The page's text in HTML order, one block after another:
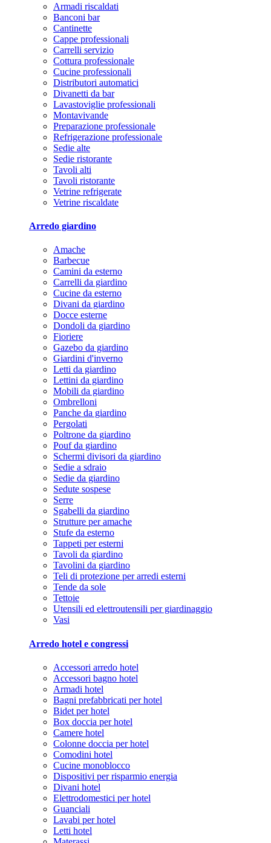
Armadi riscaldati
Banconi bar
Cantinette
Cappe professionali
Carrelli servizio
Cottura professionale
Cucine professionali
Distributori automatici
Divanetti da bar
Lavastoviglie professionali
Montavivande
Preparazione professionale
Refrigerazione professionale
Sedie alte
Sedie ristorante
Tavoli alti
Tavoli ristorante
Vetrine refrigerate
Vetrine riscaldate
Arredo giardino
Amache
Barbecue
Camini da esterno
Carrelli da giardino
Cucine da esterno
Divani da giardino
Docce esterne
Dondoli da giardino
Fioriere
Gazebo da giardino
Giardini d'inverno
Letti da giardino
Lettini da giardino
Mobili da giardino
Ombrelloni
Panche da giardino
Pergolati
Poltrone da giardino
Pouf da giardino
Schermi divisori da giardino
Sedie a sdraio
Sedie da giardino
Sedute sospese
Serre
Sgabelli da giardino
Strutture per amache
Stufe da esterno
Tappeti per esterni
Tavoli da giardino
Tavolini da giardino
Teli di protezione per arredi esterni
Tende da sole
Tettoie
Utensili ed elettroutensili per giardinaggio
Vasi
Arredo hotel e congressi
Accessori arredo hotel
Accessori bagno hotel
Armadi hotel
Bagni prefabbricati per hotel
Bidet per hotel
Box doccia per hotel
Camere hotel
Colonne doccia per hotel
Comodini hotel
Cucine monoblocco
Dispositivi per risparmio energia
Divani hotel
Elettrodomestici per hotel
Guanciali
Lavabi per hotel
Letti hotel